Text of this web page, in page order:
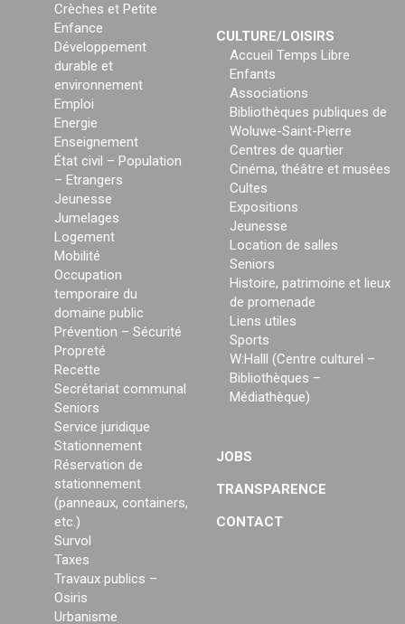
Crèches et Petite
Enfance
Développement
durable et
environnement
Emploi
Energie
Enseignement
État civil – Population
– Etrangers
Jeunesse
Jumelages
Logement
Mobilité
Occupation
temporaire du
domaine public
Prévention – Sécurité
Propreté
Recette
Secrétariat communal
Seniors
Service juridique
Stationnement
Réservation de
stationnement
(panneaux, containers,
etc.)
Survol
Taxes
Travaux publics –
Osiris
Urbanisme
CULTURE/LOISIRS
Accueil Temps Libre
Enfants
Associations
Bibliothèques publiques de
Woluwe-Saint-Pierre
Centres de quartier
Cinéma, théâtre et musées
Cultes
Expositions
Jeunesse
Location de salles
Seniors
Histoire, patrimoine et lieux
de promenade
Liens utiles
Sports
W:Halll (Centre culturel –
Bibliothèques –
Médiathèque)
JOBS
TRANSPARENCE
CONTACT